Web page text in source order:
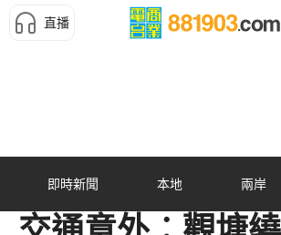
直播
即時新聞 本地 兩岸